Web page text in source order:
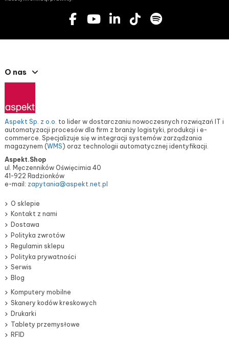
O nas
Aspekt Sp. z o.o. to lider w dostarczaniu nowoczesnych rozwiązań IT i
automatyzacji procesów dla firm z branży logistyki, produkcji i e-
commerce. Specjalizuje się w integracji systemów zarządzania
magazynem (WMS) oraz technologii automatycznej identyfikacji.
Aspekt.Shop
ul. Męczenników Oświęcimia 40
41-922 Radzionków
e-mail: zapytania@aspekt.net.pl
O sklepie
Kontakt z nami
Dostawa
Polityka zwrotów
Regulamin sklepu
Polityka prywatności
Serwis
Blog
Komputery mobilne
Skanery kodów kreskowych
Drukarki
Tablety przemysłowe
RFID